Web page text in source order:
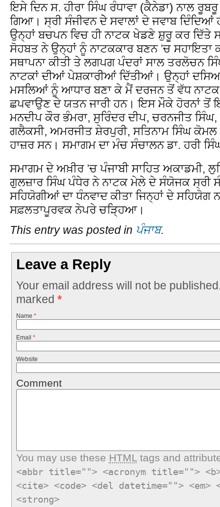
ਇਸੇ ਦਿਨ ਸ. ਹੀਰਾ ਸਿੰਘ ਰੰਧਾਵਾ (ਕੈਨੇਡਾ) ਨਾਲ
ਗਿਆ। ਸ੍ਰੀ ਸੰਜੀਵਨ ਦੇੇ ਸਵਾਲਾਂ ਦੇ ਜਵਾਬ ਦਿੰਦਿਆਂ
ਉਨ੍ਹਾਂ ਬਚਪਨ ਵਿਚ ਹੀ ਨਾਟਕ ਖੇਡਣੇ ਸ਼ੁਰੂ ਕਰ ਦਿੱਤੇ
ਸੋਹਬਤ ਨੇ ਉਨ੍ਹਾਂ ਨੂੰ ਨਾਟਕਕਾਰ ਬਣਨ ’ਚ ਸਹਾਇਤਾ
ਸਥਾਪਨਾ ਕੀਤੀ ਤੇ ਲਗਪਗ ਪੰਦਰਾਂ ਸਾਲ ਤਰਲੋਚਨ
ਨਾਟਕਾਂ ਦੀਆਂ ਪੇਸ਼ਕਾਰੀਆਂ ਦਿੱਤੀਆਂ। ਉਨ੍ਹਾਂ
ਮਸਲਿਆਂ ਨੂੰ ਆਧਾਰ ਬਣਾ ਕੇ ਮੈਂ ਦਰਜਨ ਤੋਂ ਵੱਧ
ਛਪਵਾਉਣ ਦੇ ਯਤਨ ਜਾਰੀ ਹਨ। ਇਸ ਮੌਕੇ ਹੋਰਨਾਂ ਤੋਂ
ਮਨਦੀਪ ਕੌਰ ਭੰਮਰਾ, ਸੁਰਿੰਦਰ ਦੀਪ, ਚਰਨਜੀਤ
ਗਲੈਕਸੀ, ਅਮਰਜੀਤ ਸ਼ੇਰਪੁਰੀ, ਸਤਿਨਾਮ ਸਿੰਘ ਕੋਮਲ
ਹਾਜ਼ਰ ਸਨ। ਸਮਾਗਮ ਦਾ ਮੰਚ ਸੰਚਾਲਨ ਡਾ. ਹਰੀ
ਸਮਾਗਮ ਦੇ ਅਖ਼ੀਰ ’ਚ ਪੰਜਾਬੀ ਸਾਹਿਤ ਅਕਾਡਮੀ,
ਗੁਲਜ਼ਾਰ ਸਿੰਘ ਪੰਧੇਰ ਨੇ ਨਾਟਕ ਮੇਲੇ ਦੇ ਸੰਯੋਜਕ ਸ੍ਰੀ
ਸਹਿਯੋਗੀਆਂ ਦਾ ਧੰਨਵਾਦ ਕੀਤਾ ਜਿਨ੍ਹਾਂ ਦੇ ਸਹਿਯੋਗ
ਸਫ਼ਲਤਾਪੂਰਵਕ ਨੇਪਰੇ ਚੜਿ੍ਹਆ।
This entry was posted in ਪੰਜਾਬ.
Leave a Reply
Your email address will not be
marked *
Name *
Email *
Website
Comment
You may use these HTMLtags and
<abbr title=""> <acronym title="">
<cite> <code> <del datetime="">
<strong>